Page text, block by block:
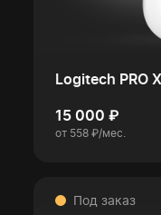
Logitech PRO
15 000 ₽
от 558 ₽/мес.
Под заказ